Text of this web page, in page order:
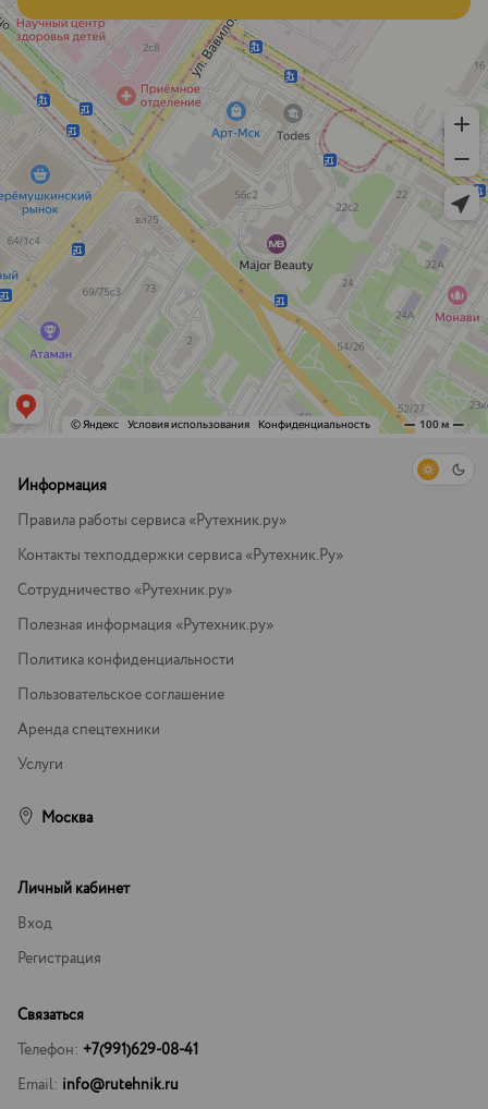
Информация
Правила работы сервиса «Рутехник.ру»
Контакты техподдержки сервиса «Рутехник.Ру»
Сотрудничество «Рутехник.ру»
Полезная информация «Рутехник.ру»
Политика конфиденциальности
Пользовательское соглашение
Аренда спецтехники
Услуги
Москва
Личный кабинет
Вход
Регистрация
Связаться
Телефон: +7(991)629-08-41
Email: info@rutehnik.ru